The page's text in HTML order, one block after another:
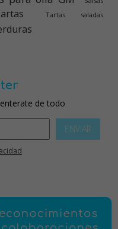
Tartas saladas
de todo
ENVIAR